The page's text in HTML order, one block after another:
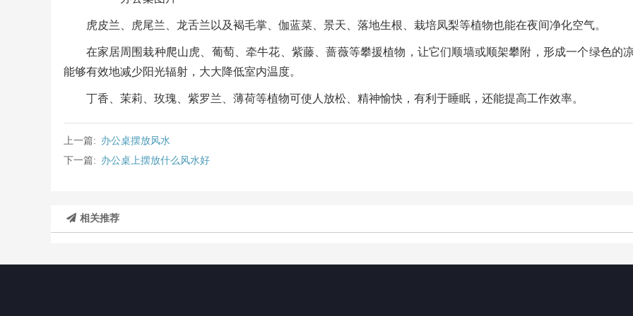
虎皮兰、虎尾兰、龙舌兰以及褐毛掌、伽蓝菜、景天、落地生根、栽培凤梨等植物也能在夜间净化空气。
在家居周围栽种爬山虎、葡萄、牵牛花、紫藤、蔷薇等攀援植物，让它们顺墙或顺架攀附，形成一个绿色的
能够有效地减少阳光辐射，大大降低室内温度。
丁香、茉莉、玫瑰、紫罗兰、薄荷等植物可使人放松、精神愉快，有利于睡眠，还能提高工作效率。
上一篇: 办公桌摆放风水
下一篇: 办公桌上摆放什么风水好
相关推荐